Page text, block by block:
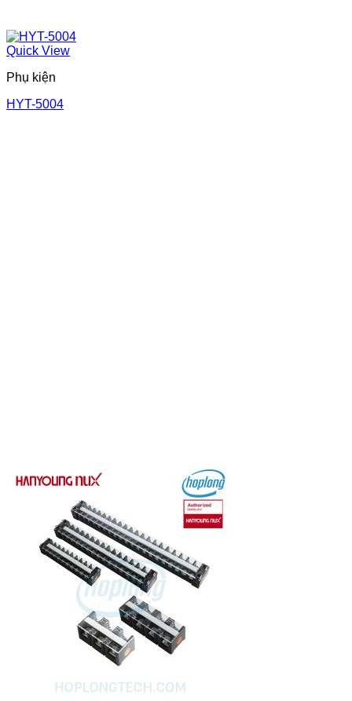
Quick View
Phụ kiện
HYT-5004